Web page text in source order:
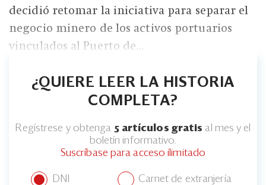
decidió retomar la iniciativa para separar el
negocio minero de los activos portuarios
vinculados al Puerto de...
¿QUIERE LEER LA HISTORIA
COMPLETA?
Regístrese y obtenga 5 artículos gratis al mes y el
boletín informativo.
Suscríbase para acceso ilimitado
DNI Carnet de extranjería